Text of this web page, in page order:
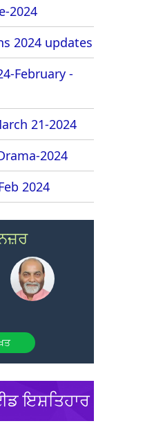
2024
2024 updates
February -
21-2024
2024
2024
ਇਸ਼ਤਿਹਾਰ